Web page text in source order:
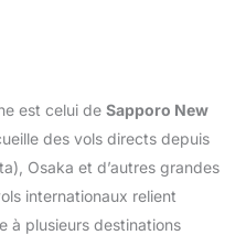
est celui de Sapporo New
des vols directs depuis
Osaka et d’autres grandes
internationaux relient
à plusieurs destinations